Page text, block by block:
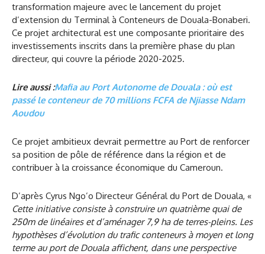
transformation majeure avec le lancement du projet
d’extension du Terminal à Conteneurs de Douala-Bonaberi.
Ce projet architectural est une composante prioritaire des
investissements inscrits dans la première phase du plan
directeur, qui couvre la période 2020-2025.
Lire aussi :Mafia au Port Autonome de Douala : où est
passé le conteneur de 70 millions FCFA de Njiasse Ndam
Aoudou
Ce projet ambitieux devrait permettre au Port de renforcer
sa position de pôle de référence dans la région et de
contribuer à la croissance économique du Cameroun.
D’après Cyrus Ngo’o Directeur Général du Port de Douala, «
Cette initiative consiste à construire un quatrième quai de
250m de linéaires et d’aménager 7,9 ha de terres-pleins. Les
hypothèses d’évolution du trafic conteneurs à moyen et long
terme au port de Douala affichent, dans une perspective